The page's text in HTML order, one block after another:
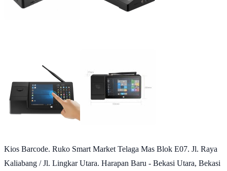
Kios Barcode. Ruko Smart Market Telaga Mas Blok E07. Jl. Raya
Kaliabang / Jl. Lingkar Utara. Harapan Baru - Bekasi Utara, Bekasi